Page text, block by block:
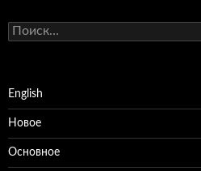
Найти:
English
Новое
Основное